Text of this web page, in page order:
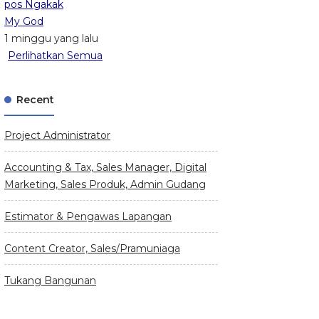
pos Ngakak
My God
1 minggu yang lalu
Perlihatkan Semua
Recent
Project Administrator
Accounting & Tax, Sales Manager, Digital
Marketing, Sales Produk, Admin Gudang
Estimator & Pengawas Lapangan
Content Creator, Sales/Pramuniaga
Tukang Bangunan